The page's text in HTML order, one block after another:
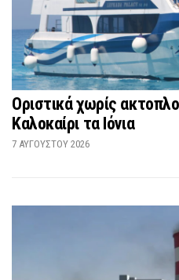
Οριστικά χωρίς
Καλοκαίρι τα Ιόνια
7 ΑΥΓΟΎΣΤΟΥ 2026